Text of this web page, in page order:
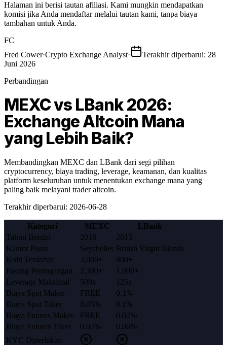
Halaman ini berisi tautan afiliasi. Kami mungkin mendapatkan
komisi jika Anda mendaftar melalui tautan kami, tanpa biaya
tambahan untuk Anda.
FC
Fred Cower·Crypto Exchange Analyst· Terakhir diperbarui: 28
Juni 2026
Perbandingan
MEXC vs LBank 2026:
Exchange Altcoin Mana
yang Lebih Baik?
Membandingkan MEXC dan LBank dari segi pilihan
cryptocurrency, biaya trading, leverage, keamanan, dan kualitas
platform keseluruhan untuk menentukan exchange mana yang
paling baik melayani trader altcoin.
Terakhir diperbarui: 2026-06-28
Kategori MEXC
LBank
Tahun Berdiri
2018
2015
Kantor Pusat
Seychelles British Virgin Islands
Koin Terdaftar
3,000+
800+
Pasang Perdagangan
2,300+
1,000+
Leverage Maksimal
500x
125x
Biaya Spot Maker
FREE
0.1%
Biaya Spot Taker
0.05%
0.1%
Biaya Futures Maker
FREE
0.02%
Biaya Futures Taker
0.02%
0.06%
KYC Diperlukan